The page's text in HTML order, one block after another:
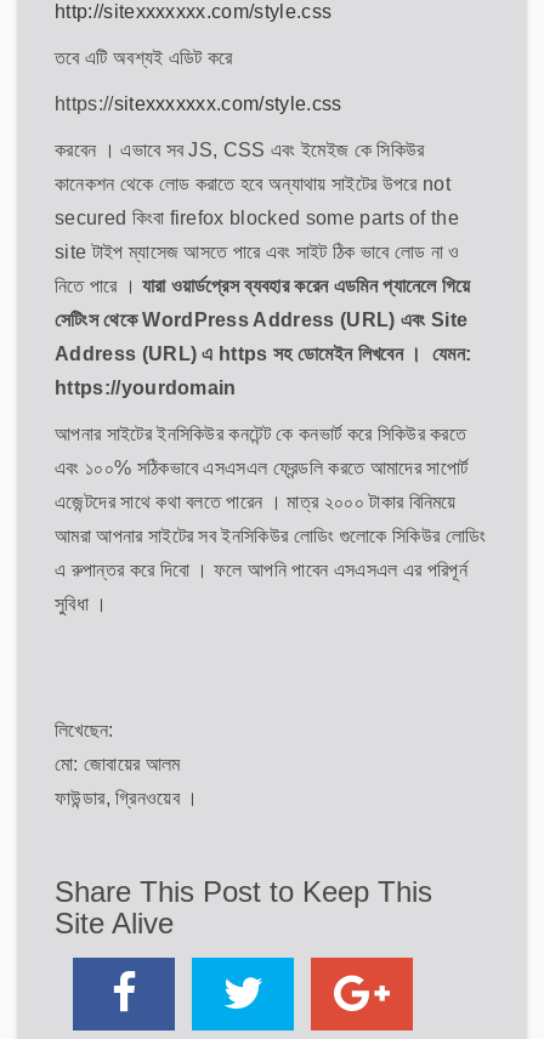
http://sitexxxxxxx.com/style.css
তবে এটি অবশ্যই এডিট করে
https://sitexxxxxxx.com/style.css
করবেন । এভাবে সব JS, CSS এবং ইমেইজ কে সিকিউর
কানেকশন থেকে লোড করাতে হবে অন্যাথায় সাইটের উপরে not
secured কিংবা firefox blocked some parts of the
site টাইপ ম্যাসেজ আসতে পারে এবং সাইট ঠিক ভাবে লোড না ও
নিতে পারে । যারা ওয়ার্ডপ্রেস ব্যবহার করেন এডমিন প্যানেলে গিয়ে
সেটিংস থেকে WordPress Address (URL) এবং Site
Address (URL) এ https সহ ডোমেইন লিখবেন । যেমন:
https://yourdomain
আপনার সাইটের ইনসিকিউর কনটেন্ট কে কনভার্ট করে সিকিউর করতে
এবং ১০০% সঠিকভাবে এসএসএল ফ্রেন্ডলি করতে আমাদের সাপোর্ট
এজেন্টদের সাথে কথা বলতে পারেন । মাত্র ২০০০ টাকার বিনিময়ে
আমরা আপনার সাইটের সব ইনসিকিউর লোডিং গুলোকে সিকিউর লোডিং
এ রুপান্তর করে দিবো । ফলে আপনি পাবেন এসএসএল এর পরিপূর্ন
সুবিধা ।
লিখেছেন:
মো: জোবায়ের আলম
ফাউন্ডার, গ্রিনওয়েব ।
Share This Post to Keep This
Site Alive